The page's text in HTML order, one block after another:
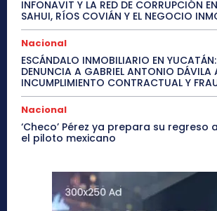
INFONAVIT Y LA RED DE CORRUPCIÓN
SAHUI, RÍOS COVIÁN Y EL NEGOCIO
Nacional
ESCÁNDALO INMOBILIARIO EN
DENUNCIA A GABRIEL ANTONIO DÁVILA
INCUMPLIMIENTO CONTRACTUAL Y
Nacional
‘Checo’ Pérez ya prepara su regreso
el piloto mexicano